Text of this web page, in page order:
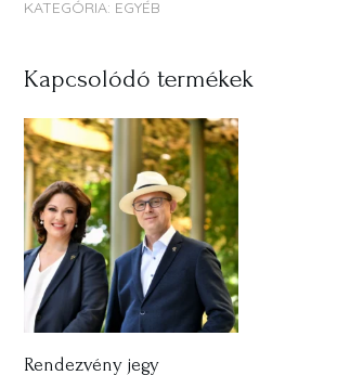
KATEGÓRIA: EGYÉB
Kapcsolódó termékek
Rendezvény jegy